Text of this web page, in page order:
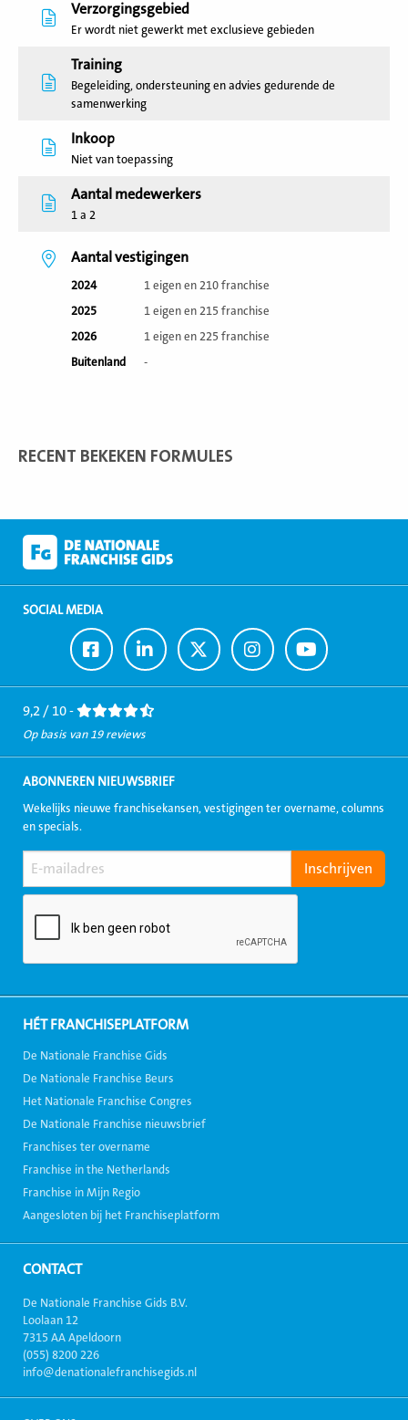
Verzorgingsgebied
Er wordt niet gewerkt met exclusieve gebieden
Training
Begeleiding, ondersteuning en advies gedurende de
samenwerking
Inkoop
Niet van toepassing
Aantal medewerkers
1 a 2
Aantal vestigingen
2024
1 eigen en 210 franchise
2025
1 eigen en 215 franchise
2026
1 eigen en 225 franchise
Buitenland
-
RECENT BEKEKEN FORMULES
SOCIAL MEDIA
Ga
naar
Facebook
Ga
naar
LinkedIn
Ga
naar
Twitter
Ga
naar
Instagram
Ga
naar
Youtube
9,2 / 10 -
Op basis van 19 reviews
ABONNEREN NIEUWSBRIEF
Wekelijks nieuwe franchisekansen, vestigingen ter overname, columns
en specials.
HÉT FRANCHISEPLATFORM
De Nationale Franchise Gids
De Nationale Franchise Beurs
Het Nationale Franchise Congres
De Nationale Franchise nieuwsbrief
Franchises ter overname
Franchise in the Netherlands
Franchise in Mijn Regio
Aangesloten bij het Franchiseplatform
CONTACT
De Nationale Franchise Gids B.V.
Loolaan 12
7315 AA Apeldoorn
(055) 8200 226
info@denationalefranchisegids.nl